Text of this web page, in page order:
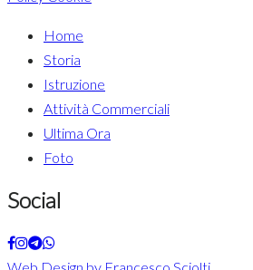
Home
Storia
Istruzione
Attività Commerciali
Ultima Ora
Foto
Social